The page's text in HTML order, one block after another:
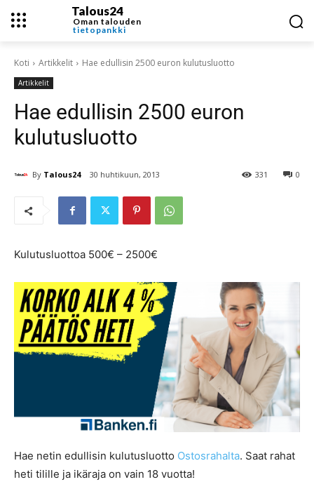
Talous24
Oman talouden
tietopankki
Koti Artikkelit Hae edullisin 2500 euron kulutusluotto
Artikkelit
Hae edullisin 2500 euron
kulutusluotto
By Talous24 30 huhtikuun, 2013 0
331
Kulutusluottoa 500€ – 2500€
Hae netin edullisin kulutusluotto Ostosrahalta. Saat rahat
heti tilille ja ikäraja on vain 18 vuotta!